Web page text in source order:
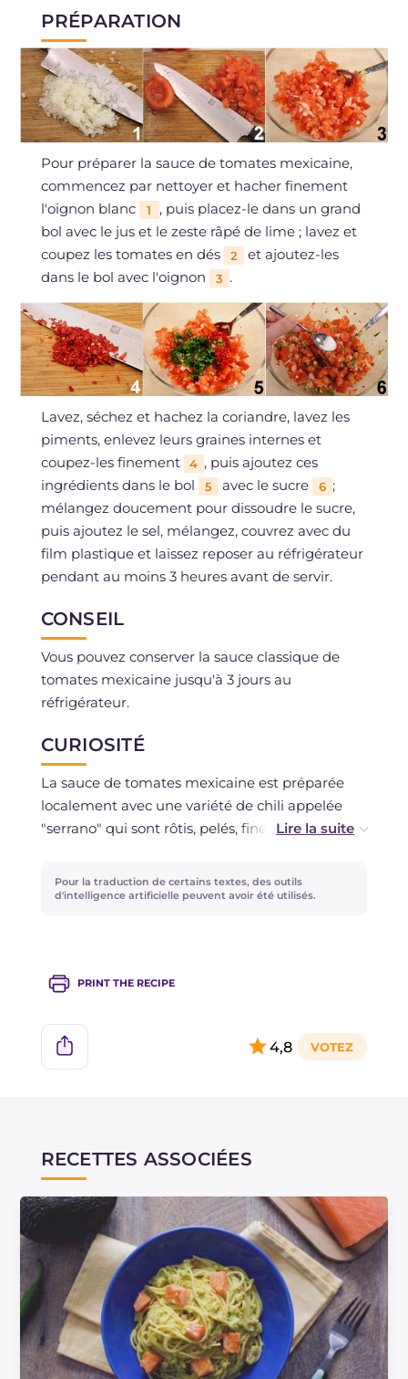
PRÉPARATION
Pour préparer la sauce de tomates mexicaine,
commencez par nettoyer et hacher finement
l'oignon blanc
1
, puis placez-le dans un grand
bol avec le jus et le zeste râpé de lime ; lavez et
coupez les tomates en dés
2
et ajoutez-les
dans le bol avec l'oignon
3 .
Lavez, séchez et hachez la coriandre, lavez les
piments, enlevez leurs graines internes et
coupez-les finement
4 , puis ajoutez ces
ingrédients dans le bol
5 avec le sucre 6 ;
mélangez doucement pour dissoudre le sucre,
puis ajoutez le sel, mélangez, couvrez avec du
film plastique et laissez reposer au réfrigérateur
pendant au moins 3 heures avant de servir.
CONSEIL
Vous pouvez conserver la sauce classique de
tomates mexicaine jusqu'à 3 jours au
réfrigérateur.
CURIOSITÉ
La sauce de tomates mexicaine est préparée
localement avec une variété de chili appelée
"serrano" qui sont rôtis, pelés, finement coupés
tomates mexicaine encore plus piquante, il
suffira d'ajouter encore du piment à votre guise.
Pour la traduction de certains textes, des outils
d'intelligence artificielle peuvent avoir été utilisés.
PRINT THE RECIPE
4,8
RECETTES ASSOCIÉES